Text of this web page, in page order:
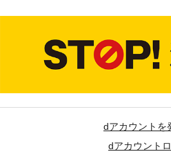
dアカウントを
dアカウント